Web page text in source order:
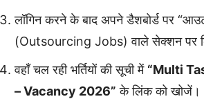
लॉगिन करने के बाद अपने डैशबोर्ड पर
(Outsourcing Jobs) वाले सेक्शन पर
वहाँ चल रही भर्तियों की सूची में “Multi
– Vacancy 2026” के लिंक को खोजें।